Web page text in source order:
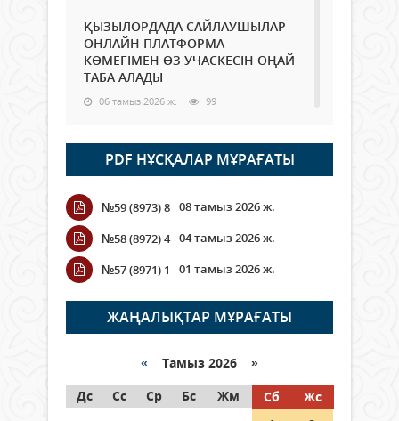
ҚЫЗЫЛОРДАДА САЙЛАУШЫЛАР
ОНЛАЙН ПЛАТФОРМА
КӨМЕГІМЕН ӨЗ УЧАСКЕСІН ОҢАЙ
ТАБА АЛАДЫ
06 тамыз 2026 ж. 99
Open Air: Қызылорда облысы
полиция департаменті 20
мыңнан астам көрерменнің
қауіпсіздігін қамтамасыз етті
06 тамыз 2026 ж.
Wi-Fi ҚАБЫРҒА АРҚЫЛЫ ҚАЛАЙ
ӨТЕДІ?
06 тамыз 2026 ж. 276
граждане Казахстана,
05 тамыз 2026 ж. 158
PDF НҰСҚАЛАР МҰРАҒАТЫ
№59 (8973) 8 08 тамыз 2026 ж.
№58 (8972) 4 04 тамыз 2026 ж.
№57 (8971) 1
01 тамыз 2026 ж.
ЖАҢАЛЫҚТАР МҰРАҒАТЫ
« Тамыз 2026 »
Дс
Сс Ср Бс Жм Сб
Жс